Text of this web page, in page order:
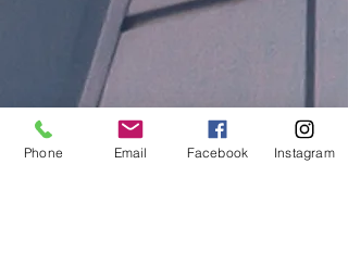
Phone Email Facebook Instagram